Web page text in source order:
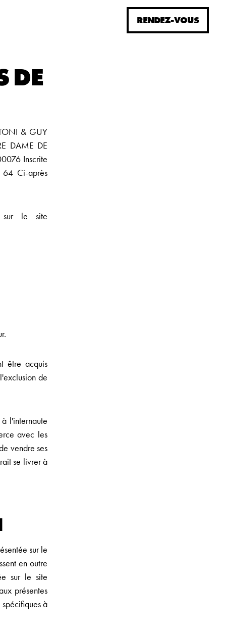
RENDEZ-VOUS
DE
& GUY
DAME DE
Inscrite
Ci-après
sur le site
être acquis
de
l'internaute
avec les
vendre ses
se livrer à
sur le
en outre
sur le site
présentes
à